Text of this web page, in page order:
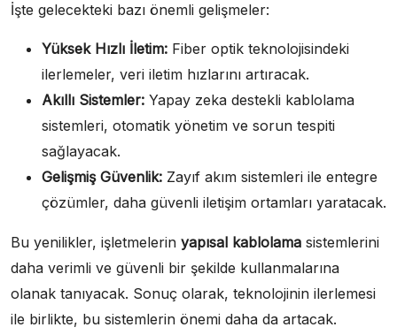
İşte gelecekteki bazı önemli gelişmeler:
Yüksek Hızlı İletim: Fiber optik teknolojisindeki
ilerlemeler, veri iletim hızlarını artıracak.
Akıllı Sistemler: Yapay zeka destekli kablolama
sistemleri, otomatik yönetim ve sorun tespiti
sağlayacak.
Gelişmiş Güvenlik: Zayıf akım sistemleri ile entegre
çözümler, daha güvenli iletişim ortamları yaratacak.
Bu yenilikler, işletmelerin yapısal kablolama sistemlerini
daha verimli ve güvenli bir şekilde kullanmalarına
olanak tanıyacak. Sonuç olarak, teknolojinin ilerlemesi
ile birlikte, bu sistemlerin önemi daha da artacak.